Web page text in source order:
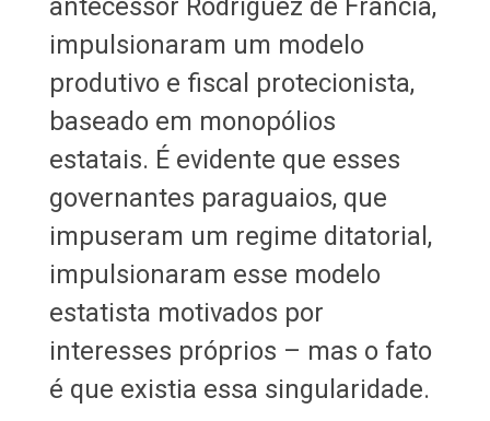
antecessor Rodríguez de Francia,
impulsionaram um modelo
produtivo e fiscal protecionista,
baseado em monopólios
estatais. É evidente que esses
governantes paraguaios, que
impuseram um regime ditatorial,
impulsionaram esse modelo
estatista motivados por
interesses próprios – mas o fato
é que existia essa singularidade.